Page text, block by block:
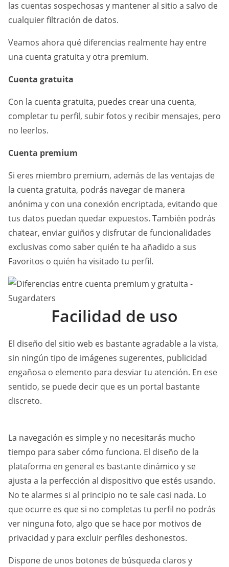
las cuentas sospechosas y mantener al sitio a salvo de
cualquier filtración de datos.
Veamos ahora qué diferencias realmente hay entre
una cuenta gratuita y otra premium.
Cuenta gratuita
Con la cuenta gratuita, puedes crear una cuenta,
completar tu perfil, subir fotos y recibir mensajes, pero
no leerlos.
Cuenta premium
Si eres miembro premium, además de las ventajas de
la cuenta gratuita, podrás navegar de manera
anónima y con una conexión encriptada, evitando que
tus datos puedan quedar expuestos. También podrás
chatear, enviar guiños y disfrutar de funcionalidades
exclusivas como saber quién te ha añadido a sus
Favoritos o quién ha visitado tu perfil.
Facilidad de uso
El diseño del sitio web es bastante agradable a la vista,
sin ningún tipo de imágenes sugerentes, publicidad
engañosa o elemento para desviar tu atención. En ese
sentido, se puede decir que es un portal bastante
discreto.
La navegación es simple y no necesitarás mucho
tiempo para saber cómo funciona. El diseño de la
plataforma en general es bastante dinámico y se
ajusta a la perfección al dispositivo que estés usando.
No te alarmes si al principio no te sale casi nada. Lo
que ocurre es que si no completas tu perfil no podrás
ver ninguna foto, algo que se hace por motivos de
privacidad y para excluir perfiles deshonestos.
Dispone de unos botones de búsqueda claros y